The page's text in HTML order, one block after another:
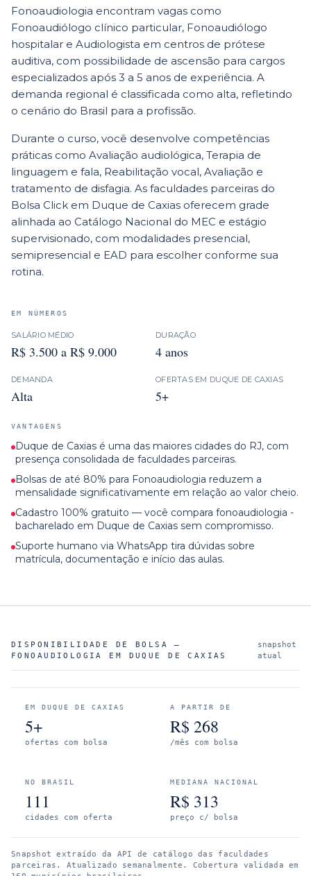
Fonoaudiologia encontram vagas como
Fonoaudiólogo clínico particular, Fonoaudiólogo
hospitalar e Audiologista em centros de prótese
auditiva, com possibilidade de ascensão para cargos
especializados após 3 a 5 anos de experiência. A
demanda regional é classificada como alta, refletindo
o cenário do Brasil para a profissão.
Durante o curso, você desenvolve competências
práticas como Avaliação audiológica, Terapia de
linguagem e fala, Reabilitação vocal, Avaliação e
tratamento de disfagia. As faculdades parceiras do
Bolsa Click em Duque de Caxias oferecem grade
alinhada ao Catálogo Nacional do MEC e estágio
supervisionado, com modalidades presencial,
semipresencial e EAD para escolher conforme sua
rotina.
EM NÚMEROS
SALÁRIO MÉDIO
R$ 3.500 a R$ 9.000
DURAÇÃO
4 anos
DEMANDA
Alta
OFERTAS EM DUQUE DE CAXIAS
5+
VANTAGENS
Duque de Caxias é uma das maiores cidades do RJ, com
presença consolidada de faculdades parceiras.
Bolsas de até 80% para Fonoaudiologia reduzem a
mensalidade significativamente em relação ao valor cheio.
Cadastro 100% gratuito — você compara fonoaudiologia -
bacharelado em Duque de Caxias sem compromisso.
Suporte humano via WhatsApp tira dúvidas sobre
matrícula, documentação e início das aulas.
DISPONIBILIDADE DE BOLSA —
FONOAUDIOLOGIA
EM DUQUE DE CAXIAS
snapshot
atual
EM DUQUE DE CAXIAS
5+
ofertas com bolsa
A PARTIR DE
R$ 268
/mês com bolsa
NO BRASIL
111
cidades com oferta
MEDIANA NACIONAL
R$ 313
preço c/ bolsa
Snapshot extraído da API de catálogo das faculdades
parceiras. Atualizado semanalmente. Cobertura validada em